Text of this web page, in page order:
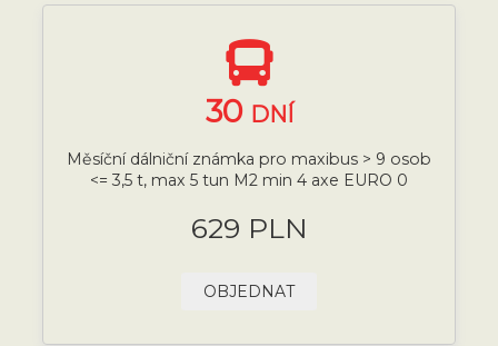
30 DNÍ
Měsíční dálniční známka pro maxibus > 9 osob
<= 3,5 t, max 5 tun M2 min 4 axe EURO 0
629 PLN
OBJEDNAT